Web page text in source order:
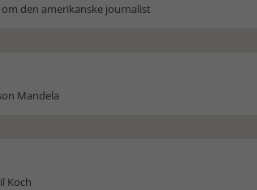
den amerikanske journalist
Mandela
Koch